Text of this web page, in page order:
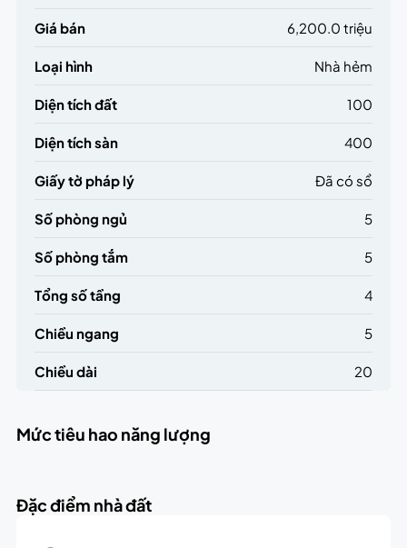
Giá bán 6,200.0 triệu
Loại hình Nhà hẻm
Diện tích đất 100
Diện tích sàn 400
Giấy tờ pháp lý Đã có sổ
Số phòng ngủ 5
Số phòng tắm 5
Tổng số tầng 4
Chiều ngang 5
Chiều dài 20
Mức tiêu hao năng lượng
Đặc điểm nhà đất